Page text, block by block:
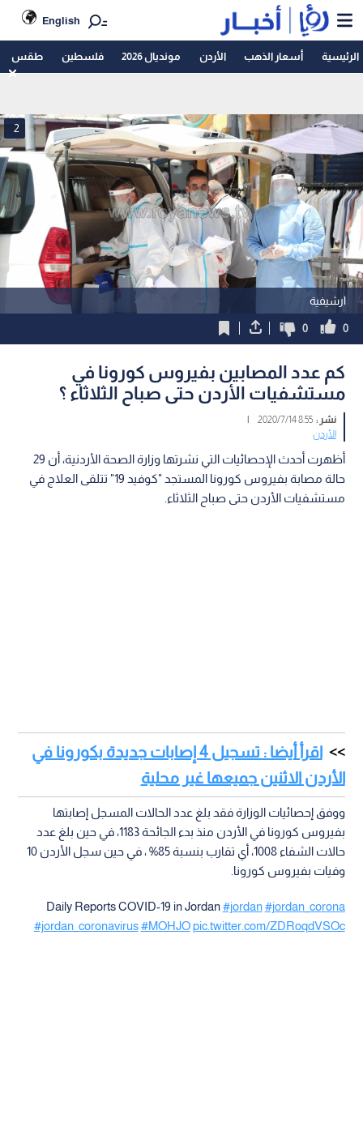
English
الرئيسية أسعار الذهب الأردن مونديال 2026 فلسطين طقس
ارشيفية
2
0
0
كم عدد المصابين بفيروس كورونا في
مستشفيات الأردن حتى صباح الثلاثاء ؟
نشر :8:55 2020/7/14
|
الأردن
أظهرت أحدث الإحصائيات التي نشرتها وزارة الصحة الأردنية، أن 29
حالة مصابة بفيروس كورونا المستجد "كوفيد 19" تتلقى العلاج في
مستشفيات الأردن حتى صباح الثلاثاء.
اقرأ أيضا : تسجيل 4 إصابات جديدة بكورونا في
الأردن الاثنين جميعها غير محلية
ووفق إحصائيات الوزارة فقد بلغ عدد الحالات المسجل إصابتها
بفيروس كورونا في الأردن منذ بدء الجائحة 1183، في حين بلغ عدد
حالات الشفاء 1008، أي تقارب بنسبة 85% ، في حين سجل الأردن 10
وفيات بفيروس كورونا.
Daily Reports COVID-19 in Jordan#jordan#jordan_corona
#jordan_coronavirus#MOHJOpic.twitter.com/ZDRoqdVSOc